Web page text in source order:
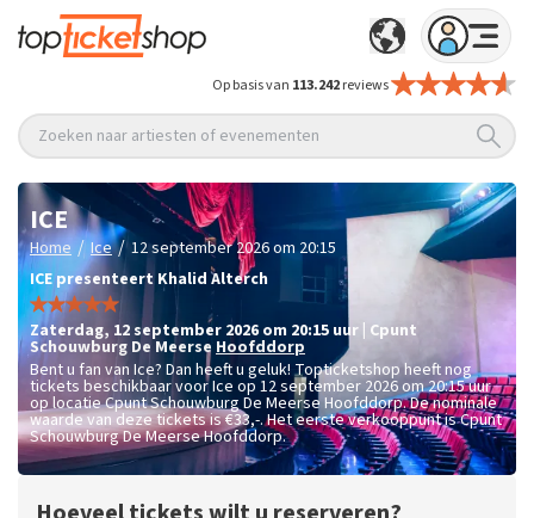
Op basis van 113.242reviews
Zoeken naar artiesten of evenementen
ICE
Home / Ice / 12 september 2026 om 20:15
ICE presenteert Khalid Alterch
zaterdag, 12 september 2026 om 20:15 uur Cpunt
Schouwburg De Meerse Hoofddorp
Bent u fan van Ice? Dan heeft u geluk! Topticketshop heeft nog
tickets beschikbaar voor Ice op 12 september 2026 om 20:15 uur
op locatie Cpunt Schouwburg De Meerse Hoofddorp. De nominale
waarde van deze tickets is€33,-. Het eerste verkooppunt is Cpunt
Schouwburg De Meerse Hoofddorp.